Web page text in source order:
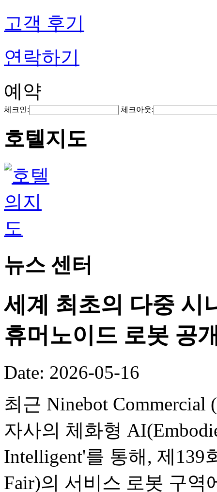
고객 후기
연락하기
예약
체크인: 체크아웃:
호텔지도
뉴스 센터
세계 최초의 다중 시
휴머노이드 로봇 공
Date: 2026-05-16
최근 Ninebot Commercial
자사의 체화형
Intelligent'를 통해, 제139
Fair)의 서비스 로봇 구역